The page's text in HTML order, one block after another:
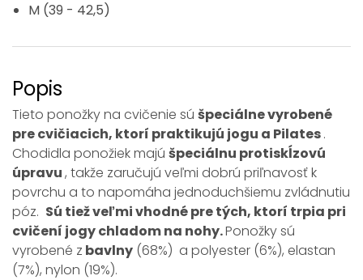
M (39 - 42,5)
Popis
Tieto ponožky na cvičenie sú špeciálne vyrobené
pre cvičiacich, ktorí praktikujú jogu a Pilates.
Chodidla ponožiek majú špeciálnu protiskĺzovú
úpravu, takže zaručujú veľmi dobrú priľnavosť k
povrchu a to napomáha jednoduchšiemu zvládnutiu
póz. Sú tiež veľmi vhodné pre tých, ktorí trpia pri
cvičení jogy chladom na nohy.Ponožky sú
vyrobené z bavlny (68%) a polyester (6%), elastan
(7%), nylon (19%).